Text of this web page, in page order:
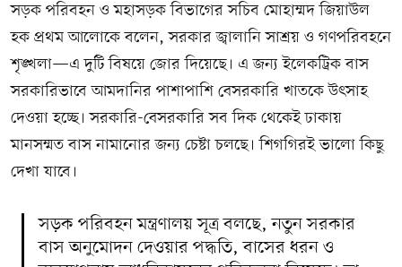
সড়ক পরিবহন ও মহাসড়ক বিভাগের সচিব মোহাম্মদ জিয়াউল
হক প্রথম আলোকে বলেন, সরকার জ্বালানি সাশ্রয় ও গণপরিবহনে
শৃঙ্খলা—এ দুটি বিষয়ে জোর দিয়েছে। এ জন্য ইলেকট্রিক বাস
সরকারিভাবে আমদানির পাশাপাশি বেসরকারি খাতকে উৎসাহ
দেওয়া হচ্ছে। সরকারি-বেসরকারি সব দিক থেকেই ঢাকায়
মানসম্মত বাস নামানোর জন্য চেষ্টা চলছে। শিগগিরই ভালো কিছু
দেখা যাবে।
সড়ক পরিবহন মন্ত্রণালয় সূত্র বলছে, নতুন সরকার
বাস অনুমোদন দেওয়ার পদ্ধতি, বাসের ধরন ও